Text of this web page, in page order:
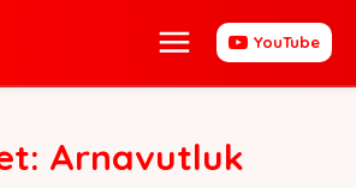
YouTube
Arnavutluk